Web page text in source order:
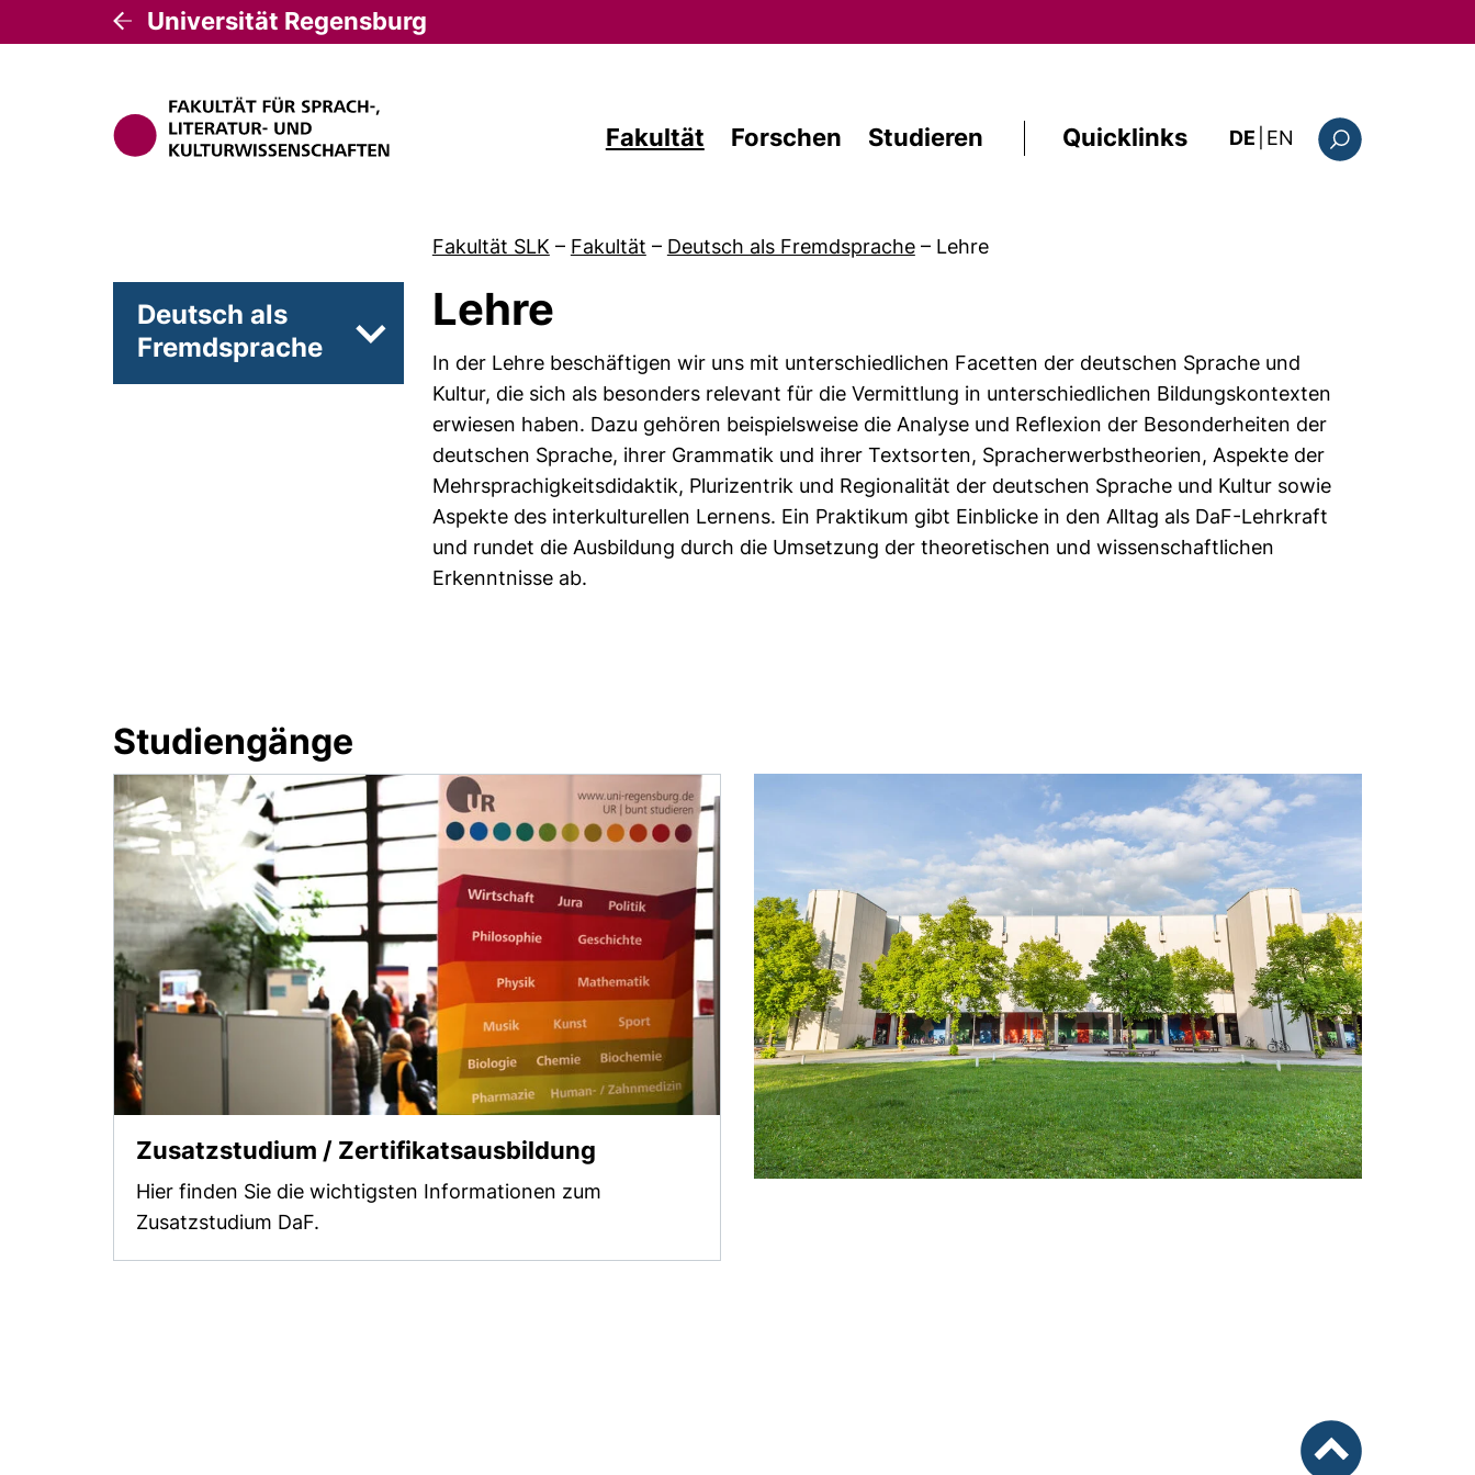
Universität Regensburg
Fakultät Forschen Studieren Quicklinks DE EN : this page in
Fakultät SLK – Fakultät – Deutsch als Fremdsprache – Lehre
Deutsch als
Fremdsprache
Unterseiten von Forschung
Lehre
In der Lehre beschäftigen wir uns mit unterschiedlichen Facetten der deutschen Sprache und
Kultur, die sich als besonders relevant für die Vermittlung in unterschiedlichen Bildungskontexten
erwiesen haben. Dazu gehören beispielsweise die Analyse und Reflexion der Besonderheiten der
deutschen Sprache, ihrer Grammatik und ihrer Textsorten, Spracherwerbstheorien, Aspekte der
Mehrsprachigkeitsdidaktik, Plurizentrik und Regionalität der deutschen Sprache und Kultur sowie
Aspekte des interkulturellen Lernens. Ein Praktikum gibt Einblicke in den Alltag als DaF-Lehrkraft
und rundet die Ausbildung durch die Umsetzung der theoretischen und wissenschaftlichen
Erkenntnisse ab.
Studiengänge
Zusatzstudium / Zertifikatsausbildung
Hier finden Sie die wichtigsten Informationen zum
Zusatzstudium DaF.